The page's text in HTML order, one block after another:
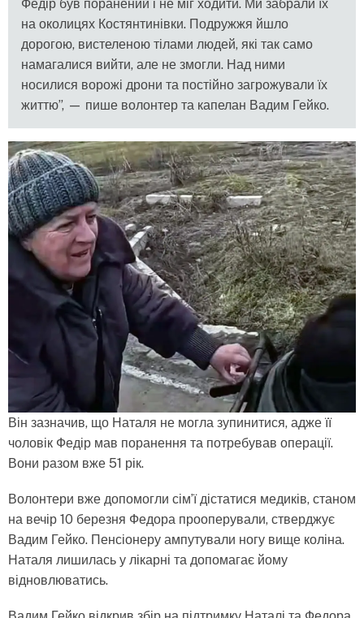
Федір був поранений і не міг ходити. Ми забрали їх
на околицях Костянтинівки. Подружжя йшло
дорогою, вистеленою тілами людей, які так само
намагалися вийти, але не змогли. Над ними
носилися ворожі дрони та постійно загрожували їх
життю”, — пише волонтер та капелан Вадим Гейко.
Він зазначив, що Наталя не могла зупинитися, адже її
чоловік Федір мав поранення та потребував операції.
Вони разом вже 51 рік.
Волонтери вже допомогли сім’ї дістатися медиків, станом
на вечір 10 березня Федора прооперували, стверджує
Вадим Гейко. Пенсіонеру ампутували ногу вище коліна.
Наталя лишилась у лікарні та допомагає йому
відновлюватись.